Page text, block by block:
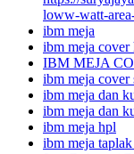
loww-watt-
ibm meja
ibm meja cover
IBM MEJA
ibm meja cover
ibm meja dan
ibm meja dan
ibm meja hpl
ibm meja